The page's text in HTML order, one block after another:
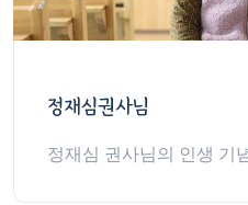
정재심권사님
정재심 권사님의 인생 기